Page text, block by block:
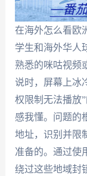
在海外怎么看欧
学生和海外华人
熟悉的咪咕视频
说时，屏幕上冰
权限制无法播放
感我懂。问题的
地址，识别并限
准备的。通过使
绕过这些地域封